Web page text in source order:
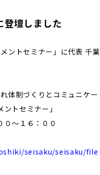
登壇しました
ントセミナー」に代表 千葉
体制づくりとコミュニケー
トセミナー」
０～１６：００
seisaku/seisaku/file